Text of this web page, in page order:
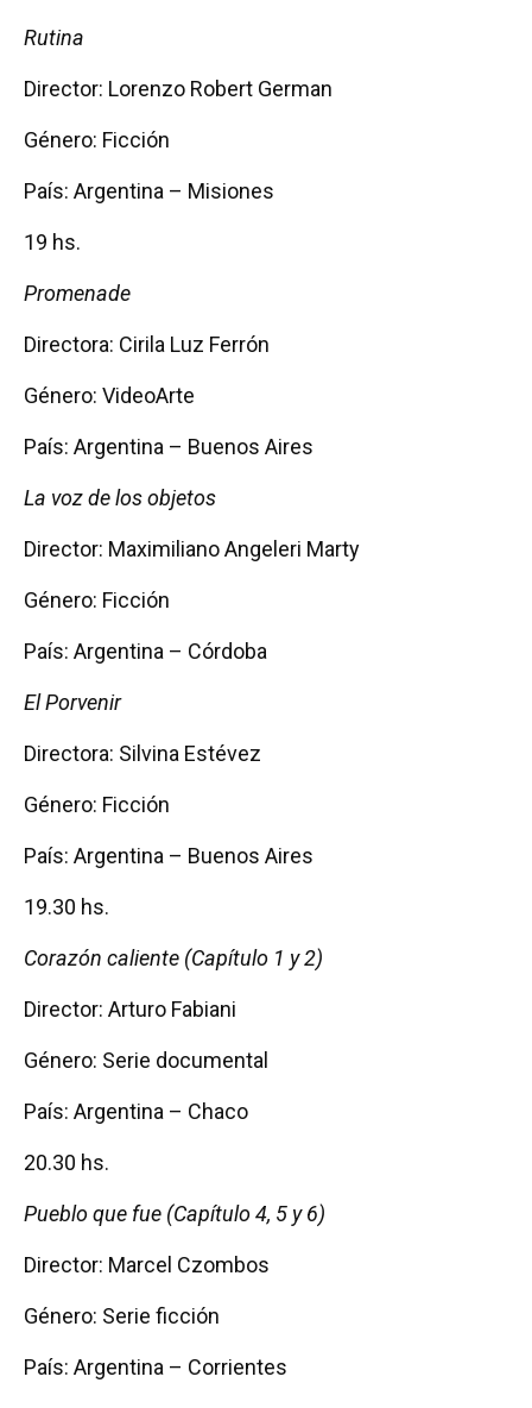
Rutina
Director: Lorenzo Robert German
Género: Ficción
País: Argentina – Misiones
19 hs.
Promenade
Directora: Cirila Luz Ferrón
Género: VideoArte
País: Argentina – Buenos Aires
La voz de los objetos
Director: Maximiliano Angeleri Marty
Género: Ficción
País: Argentina – Córdoba
El Porvenir
Directora: Silvina Estévez
Género: Ficción
País: Argentina – Buenos Aires
19.30 hs.
Corazón caliente (Capítulo 1 y 2)
Director: Arturo Fabiani
Género: Serie documental
País: Argentina – Chaco
20.30 hs.
Pueblo que fue (Capítulo 4, 5 y 6)
Director: Marcel Czombos
Género: Serie ficción
País: Argentina – Corrientes